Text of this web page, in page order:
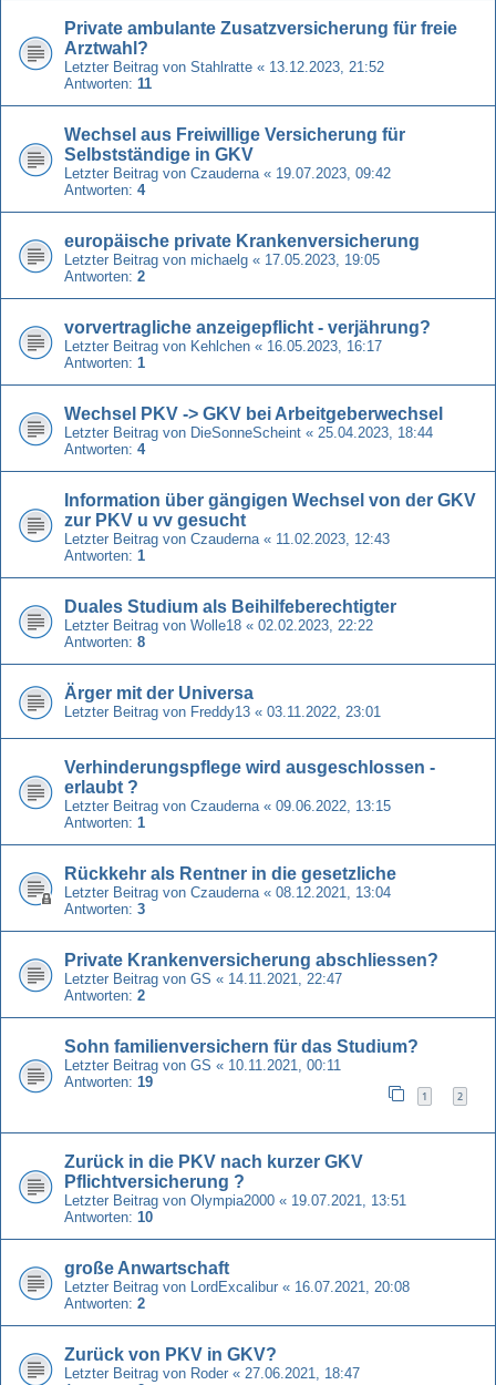
Private ambulante Zusatzversicherung für freie
Arztwahl?
Letzter Beitrag von Stahlratte « 13.12.2023, 21:52
Antworten: 11
Wechsel aus Freiwillige Versicherung für
Selbstständige in GKV
Letzter Beitrag von Czauderna « 19.07.2023, 09:42
Antworten: 4
europäische private Krankenversicherung
Letzter Beitrag von michaelg « 17.05.2023, 19:05
Antworten: 2
vorvertragliche anzeigepflicht - verjährung?
Letzter Beitrag von Kehlchen « 16.05.2023, 16:17
Antworten: 1
Wechsel PKV -> GKV bei Arbeitgeberwechsel
Letzter Beitrag von DieSonneScheint « 25.04.2023, 18:44
Antworten: 4
Information über gängigen Wechsel von der GKV
zur PKV u vv gesucht
Letzter Beitrag von Czauderna « 11.02.2023, 12:43
Antworten: 1
Duales Studium als Beihilfeberechtigter
Letzter Beitrag von Wolle18 « 02.02.2023, 22:22
Antworten: 8
Ärger mit der Universa
Letzter Beitrag von Freddy13 « 03.11.2022, 23:01
Verhinderungspflege wird ausgeschlossen -
erlaubt ?
Letzter Beitrag von Czauderna « 09.06.2022, 13:15
Antworten: 1
Rückkehr als Rentner in die gesetzliche
Letzter Beitrag von Czauderna « 08.12.2021, 13:04
Antworten: 3
Private Krankenversicherung abschliessen?
Letzter Beitrag von GS « 14.11.2021, 22:47
Antworten: 2
Sohn familienversichern für das Studium?
Letzter Beitrag von GS « 10.11.2021, 00:11
Antworten: 19
1 2
Zurück in die PKV nach kurzer GKV
Pflichtversicherung ?
Letzter Beitrag von Olympia2000 « 19.07.2021, 13:51
Antworten: 10
große Anwartschaft
Letzter Beitrag von LordExcalibur « 16.07.2021, 20:08
Antworten: 2
Zurück von PKV in GKV?
Letzter Beitrag von Roder « 27.06.2021, 18:47